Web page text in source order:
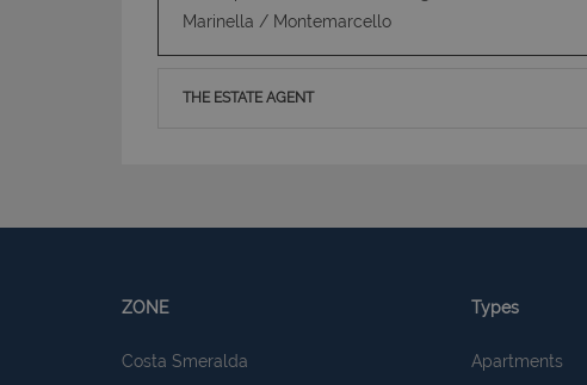
Marinella / Montemarcello
THE ESTATE AGENT
ZONE
Costa Smeralda
Types
Apartments